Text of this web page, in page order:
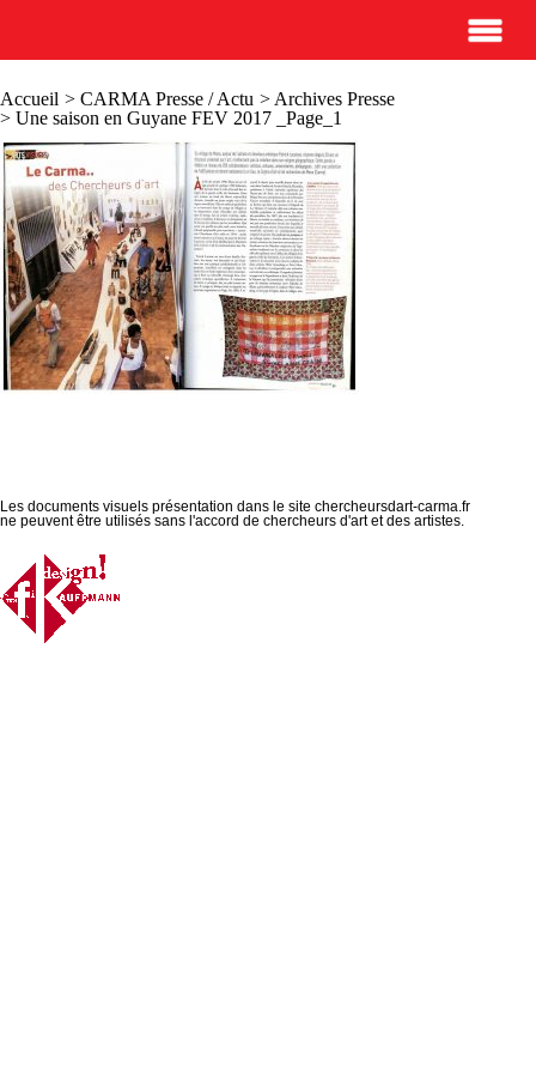
Accueil > CARMA Presse / Actu > Archives Presse
> Une saison en Guyane FEV 2017 _Page_1
Les documents visuels présentation dans le site chercheursdart-carma.fr
ne peuvent être utilisés sans l'accord de chercheurs d'art et des artistes.